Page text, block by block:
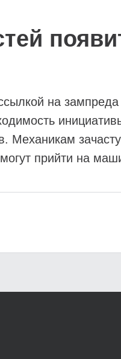
на зампреда
Механикам
прийти на